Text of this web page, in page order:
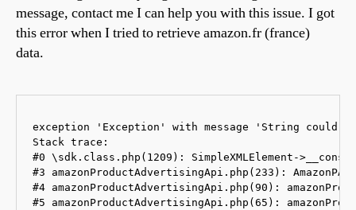
message, contact me I can help you with this issue. I got
this error when I tried to retrieve amazon.fr (france)
data.
exception 'Exception' with message 'String could
Stack trace:
#0 \sdk.class.php(1209): SimpleXMLElement-
#3 amazonProductAdvertisingApi.php(233):
#4 amazonProductAdvertisingApi.php(90):
#5 amazonProductAdvertisingApi.php(65):